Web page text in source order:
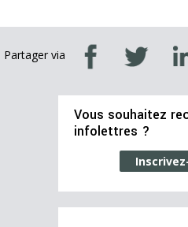
Partager via
Vous souhaitez
infolettres ?